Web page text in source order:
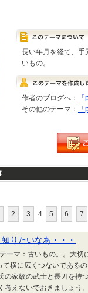
長い年月を経て、手
いもの。
作者のブログへ：
その他のテーマ：
2 3 4 5 6 7
りたいなあ・・・
ーマ：古いもの。。大切
て横に広くつないである
の家紋の武士と長刀を持
考えないでおきましょう